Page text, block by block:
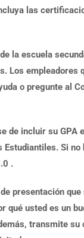
las
la escuela
Los empleadores
o pregunte al
de incluir su GPA
Si
.
presentación
usted es un
transmite su